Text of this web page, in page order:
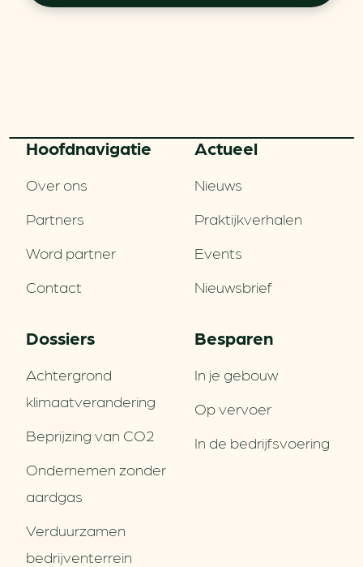
Hoofd­navigatie
Over ons
Partners
Word partner
Contact
Actueel
Nieuws
Praktijkverhalen
Events
Nieuwsbrief
Dossiers
Achtergrond
klimaatverandering
Beprijzing van CO2
Ondernemen zonder
aardgas
Verduurzamen
bedrijventerrein
Besparen
In je gebouw
Op vervoer
In de bedrijfsvoering